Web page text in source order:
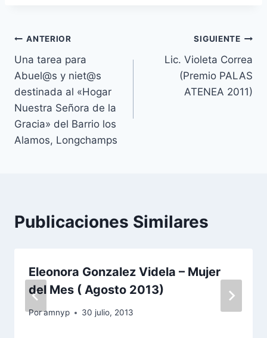
Navegación
de
entradas
ANTERIOR
Una tarea para
Abuel@s y niet@s
destinada al «Hogar
Nuestra Señora de la
Gracia» del Barrio los
Alamos, Longchamps
SIGUIENTE
Lic. Violeta Correa
(Premio PALAS
ATENEA 2011)
Publicaciones Similares
Eleonora Gonzalez Videla – Mujer
del Mes ( Agosto 2013)
Poramnyp 30 julio, 2013